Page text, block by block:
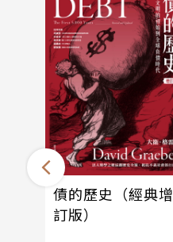
債的歷史（經典增
訂版）